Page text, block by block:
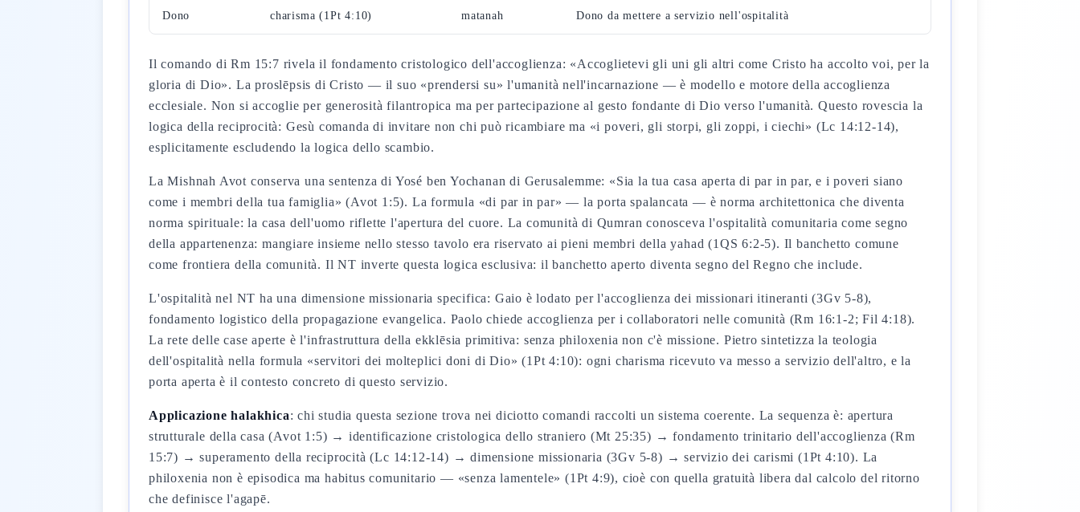
Dono charisma (1Pt 4:10) matanah Dono da mettere a servizio nell'ospitalità
Il comando di Rm 15:7 rivela il fondamento cristologico dell'accoglienza: «Accoglietevi gli uni gli altri come Cristo ha accolto voi, per la
gloria di Dio». La proslēpsis di Cristo — il suo «prendersi su» l'umanità nell'incarnazione — è modello e motore della accoglienza
ecclesiale. Non si accoglie per generosità filantropica ma per partecipazione al gesto fondante di Dio verso l'umanità. Questo rovescia la
logica della reciprocità: Gesù comanda di invitare non chi può ricambiare ma «i poveri, gli storpi, gli zoppi, i ciechi» (Lc 14:12-14),
esplicitamente escludendo la logica dello scambio.
La Mishnah Avot conserva una sentenza di Yosé ben Yochanan di Gerusalemme: «Sia la tua casa aperta di par in par, e i poveri siano
come i membri della tua famiglia» (Avot 1:5). La formula «di par in par» — la porta spalancata — è norma architettonica che diventa
norma spirituale: la casa dell'uomo riflette l'apertura del cuore. La comunità di Qumran conosceva l'ospitalità comunitaria come segno
della appartenenza: mangiare insieme nello stesso tavolo era riservato ai pieni membri della yahad (1QS 6:2-5). Il banchetto comune
come frontiera della comunità. Il NT inverte questa logica esclusiva: il banchetto aperto diventa segno del Regno che include.
L'ospitalità nel NT ha una dimensione missionaria specifica: Gaio è lodato per l'accoglienza dei missionari itineranti (3Gv 5-8),
fondamento logistico della propagazione evangelica. Paolo chiede accoglienza per i collaboratori nelle comunità (Rm 16:1-2; Fil 4:18).
La rete delle case aperte è l'infrastruttura della ekklēsia primitiva: senza philoxenia non c'è missione. Pietro sintetizza la teologia
dell'ospitalità nella formula «servitori dei molteplici doni di Dio» (1Pt 4:10): ogni charisma ricevuto va messo a servizio dell'altro, e la
porta aperta è il contesto concreto di questo servizio.
Applicazione halakhica: chi studia questa sezione trova nei diciotto comandi raccolti un sistema coerente. La sequenza è: apertura
strutturale della casa (Avot 1:5) → identificazione cristologica dello straniero (Mt 25:35) → fondamento trinitario dell'accoglienza (Rm
15:7) → superamento della reciprocità (Lc 14:12-14) → dimensione missionaria (3Gv 5-8) → servizio dei carismi (1Pt 4:10). La
philoxenia non è episodica ma habitus comunitario — «senza lamentele» (1Pt 4:9), cioè con quella gratuità libera dal calcolo del ritorno
che definisce l'agapē.